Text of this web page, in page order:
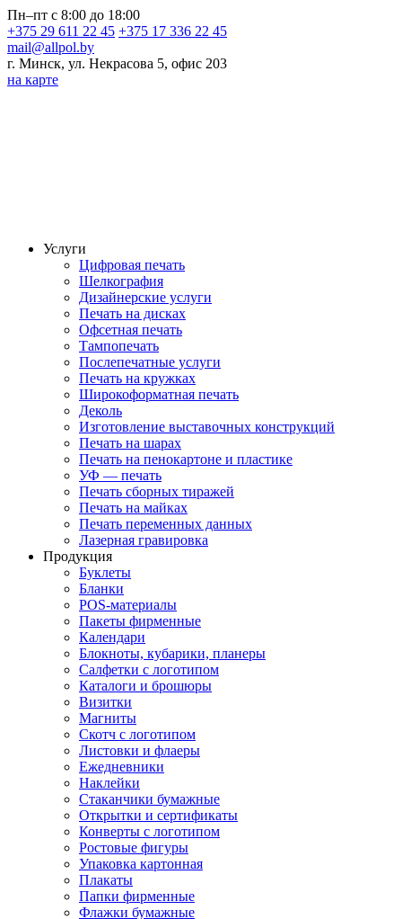
Пн–пт с 8:00 до 18:00
+375 29 611 22 45 +375 17 336 22 45
mail@allpol.by
г. Минск, ул. Некрасова 5, офис 203
на карте
Услуги
Цифровая печать
Шелкография
Дизайнерские услуги
Печать на дисках
Офсетная печать
Тампопечать
Послепечатные услуги
Печать на кружках
Широкоформатная печать
Деколь
Изготовление выставочных конструкций
Печать на шарах
Печать на пенокартоне и пластике
УФ — печать
Печать сборных тиражей
Печать на майках
Печать переменных данных
Лазерная гравировка
Продукция
Буклеты
Бланки
POS-материалы
Пакеты фирменные
Календари
Блокноты, кубарики, планеры
Салфетки с логотипом
Каталоги и брошюры
Визитки
Магниты
Скотч с логотипом
Листовки и флаеры
Ежедневники
Наклейки
Стаканчики бумажные
Открытки и сертификаты
Конверты с логотипом
Ростовые фигуры
Упаковка картонная
Плакаты
Папки фирменные
Флажки бумажные